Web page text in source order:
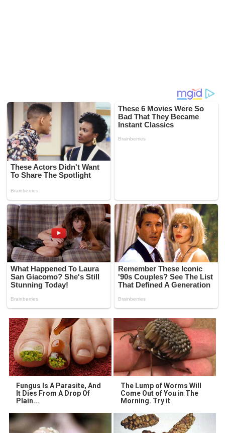
Fungus Is A Parasite, And
It Dies From A Drop Of
Plain...
The Lump of Worms Will
Come Out of You in The
Morning. Try it